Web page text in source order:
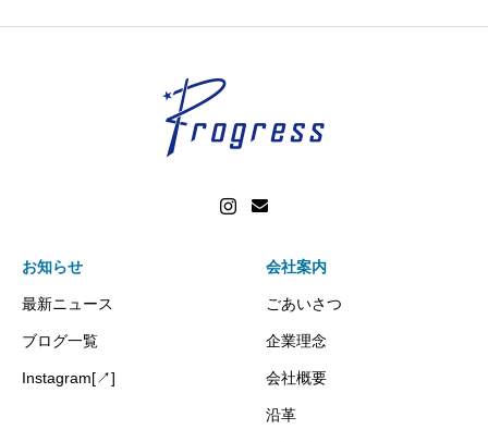
お知らせ
最新ニュース
ブログ一覧
Instagram[↗]
会社案内
ごあいさつ
企業理念
会社概要
沿革